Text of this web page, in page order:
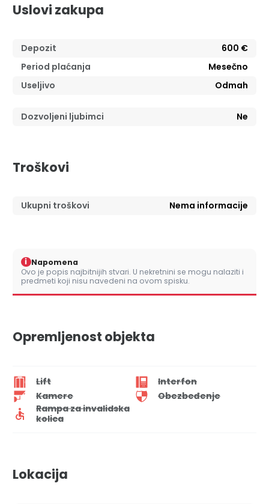
Uslovi zakupa
Depozit
600 €
Period plaćanja
Mesečno
Useljivo
Odmah
Dozvoljeni ljubimci Ne
Troškovi
Ukupni troškovi Nema informacije
i Napomena
Ovo je popis najbitnijih stvari. U nekretnini se mogu nalaziti i
predmeti koji nisu navedeni na ovom spisku.
Opremljenost objekta
Lift
Interfon
Kamere
Obezbeđenje
Rampa za invalidska
kolica
Lokacija